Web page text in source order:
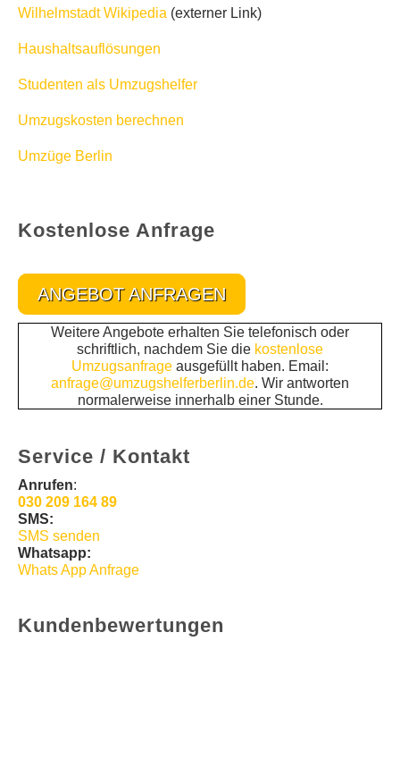
Wilhelmstadt Wikipedia (externer Link)
Haushaltsauflösungen
Studenten als Umzugshelfer
Umzugskosten berechnen
Umzüge Berlin
Kostenlose Anfrage
ANGEBOT ANFRAGEN
Weitere Angebote erhalten Sie telefonisch oder
schriftlich, nachdem Sie die kostenlose
Umzugsanfrage ausgefüllt haben. Email:
anfrage@umzugshelferberlin.de. Wir antworten
normalerweise innerhalb einer Stunde.
Service / Kontakt
Anrufen:
030 209 164 89
SMS:
SMS senden
Whatsapp:
Whats App Anfrage
Kundenbewertungen